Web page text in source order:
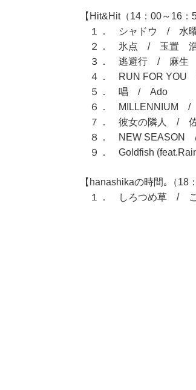
【Hit&Hit（14：00～16：
１． シャドウ / 水曜
２． 氷点 / 玉置 浩
３． 逃避行 / 麻生
４． RUN FOR YOU
５． 唱 / Ado
６． MILLENNIUM /
７． 彼女の隣人 /
８． NEW
９． Goldfish
【hanashikaの時間｡（18
１． しろつめ草 / こ